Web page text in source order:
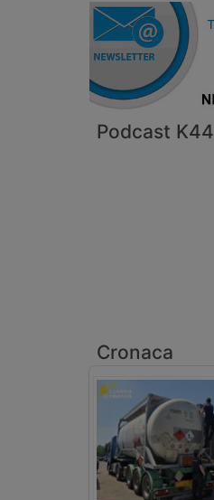
Podcast K44
Cronaca